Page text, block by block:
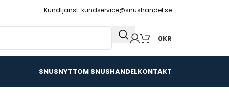
Kundtjänst: kundservice@snushandel.se
0KR
SNUSNYTTOM SNUSHANDELKONTAKT